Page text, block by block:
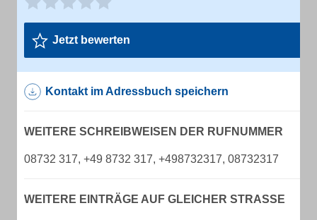
Jetzt bewerten
Kontakt im Adressbuch speichern
WEITERE SCHREIBWEISEN DER RUFNUMMER
08732 317, +49 8732 317, +498732317, 08732317
WEITERE EINTRÄGE AUF GLEICHER STRASSE